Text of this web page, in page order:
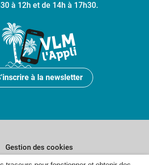
à 12h et de 14h à 17h30.
à la newsletter
Gestion des cookies